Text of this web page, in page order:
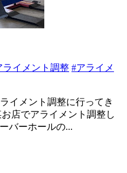
ライメント調整 #アライメ
イメント調整に行ってき
店でアライメント調整し
バーホールの...